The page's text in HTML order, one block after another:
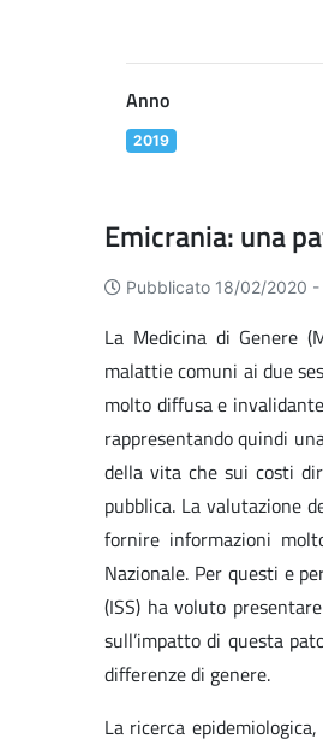
Anno
2019
Emicrania: una
Pubblicato 18/02/2020 -
La Medicina di Genere
malattie comuni ai due
molto diffusa e
rappresentando quindi
della vita che sui costi
pubblica. La valutazione
fornire informazioni
Nazionale. Per questi e
(ISS) ha voluto
sull’impatto di questa
differenze di genere.
La ricerca